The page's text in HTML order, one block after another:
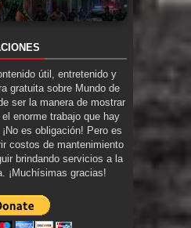
útil, entretenido y
gratuita sobre Mundo de
ser la manera de mostrar
enorme trabajo que hay
es obligación! Pero es
costos de mantenimiento
brindando servicios a la
¡Muchísimas gracias!